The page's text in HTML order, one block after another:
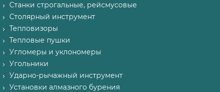
Станки строгальные, рейсмусовые
Столярный инструмент
Тепловизоры
Тепловые пушки
Угломеры и уклономеры
Угольники
Ударно-рычажный инструмент
Установки алмазного бурения